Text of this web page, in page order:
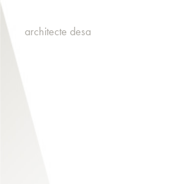
architecte desa